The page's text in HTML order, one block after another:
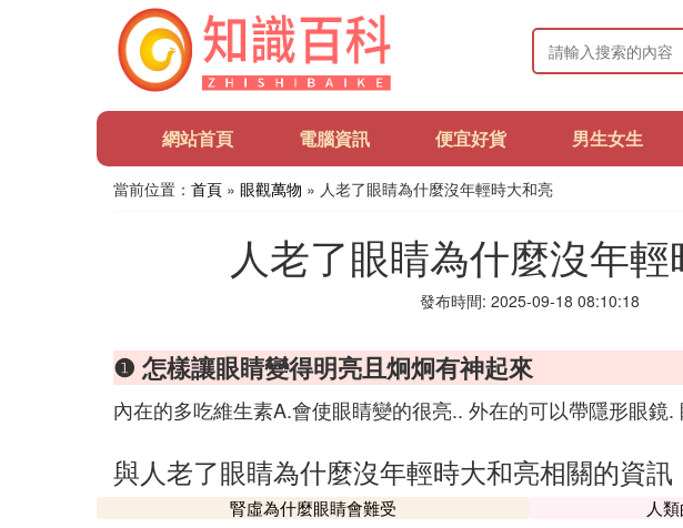
網站首頁 電腦資訊 便宜好貨 男生女生
當前位置： 首頁 » 眼觀萬物 » 人老了眼睛為什麼沒年輕時大和亮
人老了眼睛為什麼沒年
發布時間: 2025-09-18 08:10:18
❶ 怎樣讓眼睛變得明亮且炯炯有神起來
內在的多吃維生素A.會使眼睛變的很亮.. 外在的可以帶隱形眼鏡.
與人老了眼睛為什麼沒年輕時大和亮相關的資訊
腎虛為什麼眼睛會難受
人